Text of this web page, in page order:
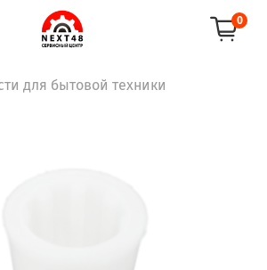
0
для бытовой техники